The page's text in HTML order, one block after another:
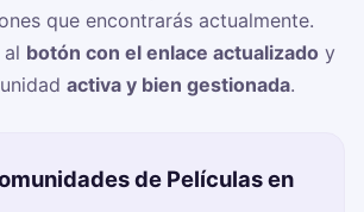
que encontrarás actualmente.
botón con el enlace actualizado y
activa y bien gestionada.
de Películas en